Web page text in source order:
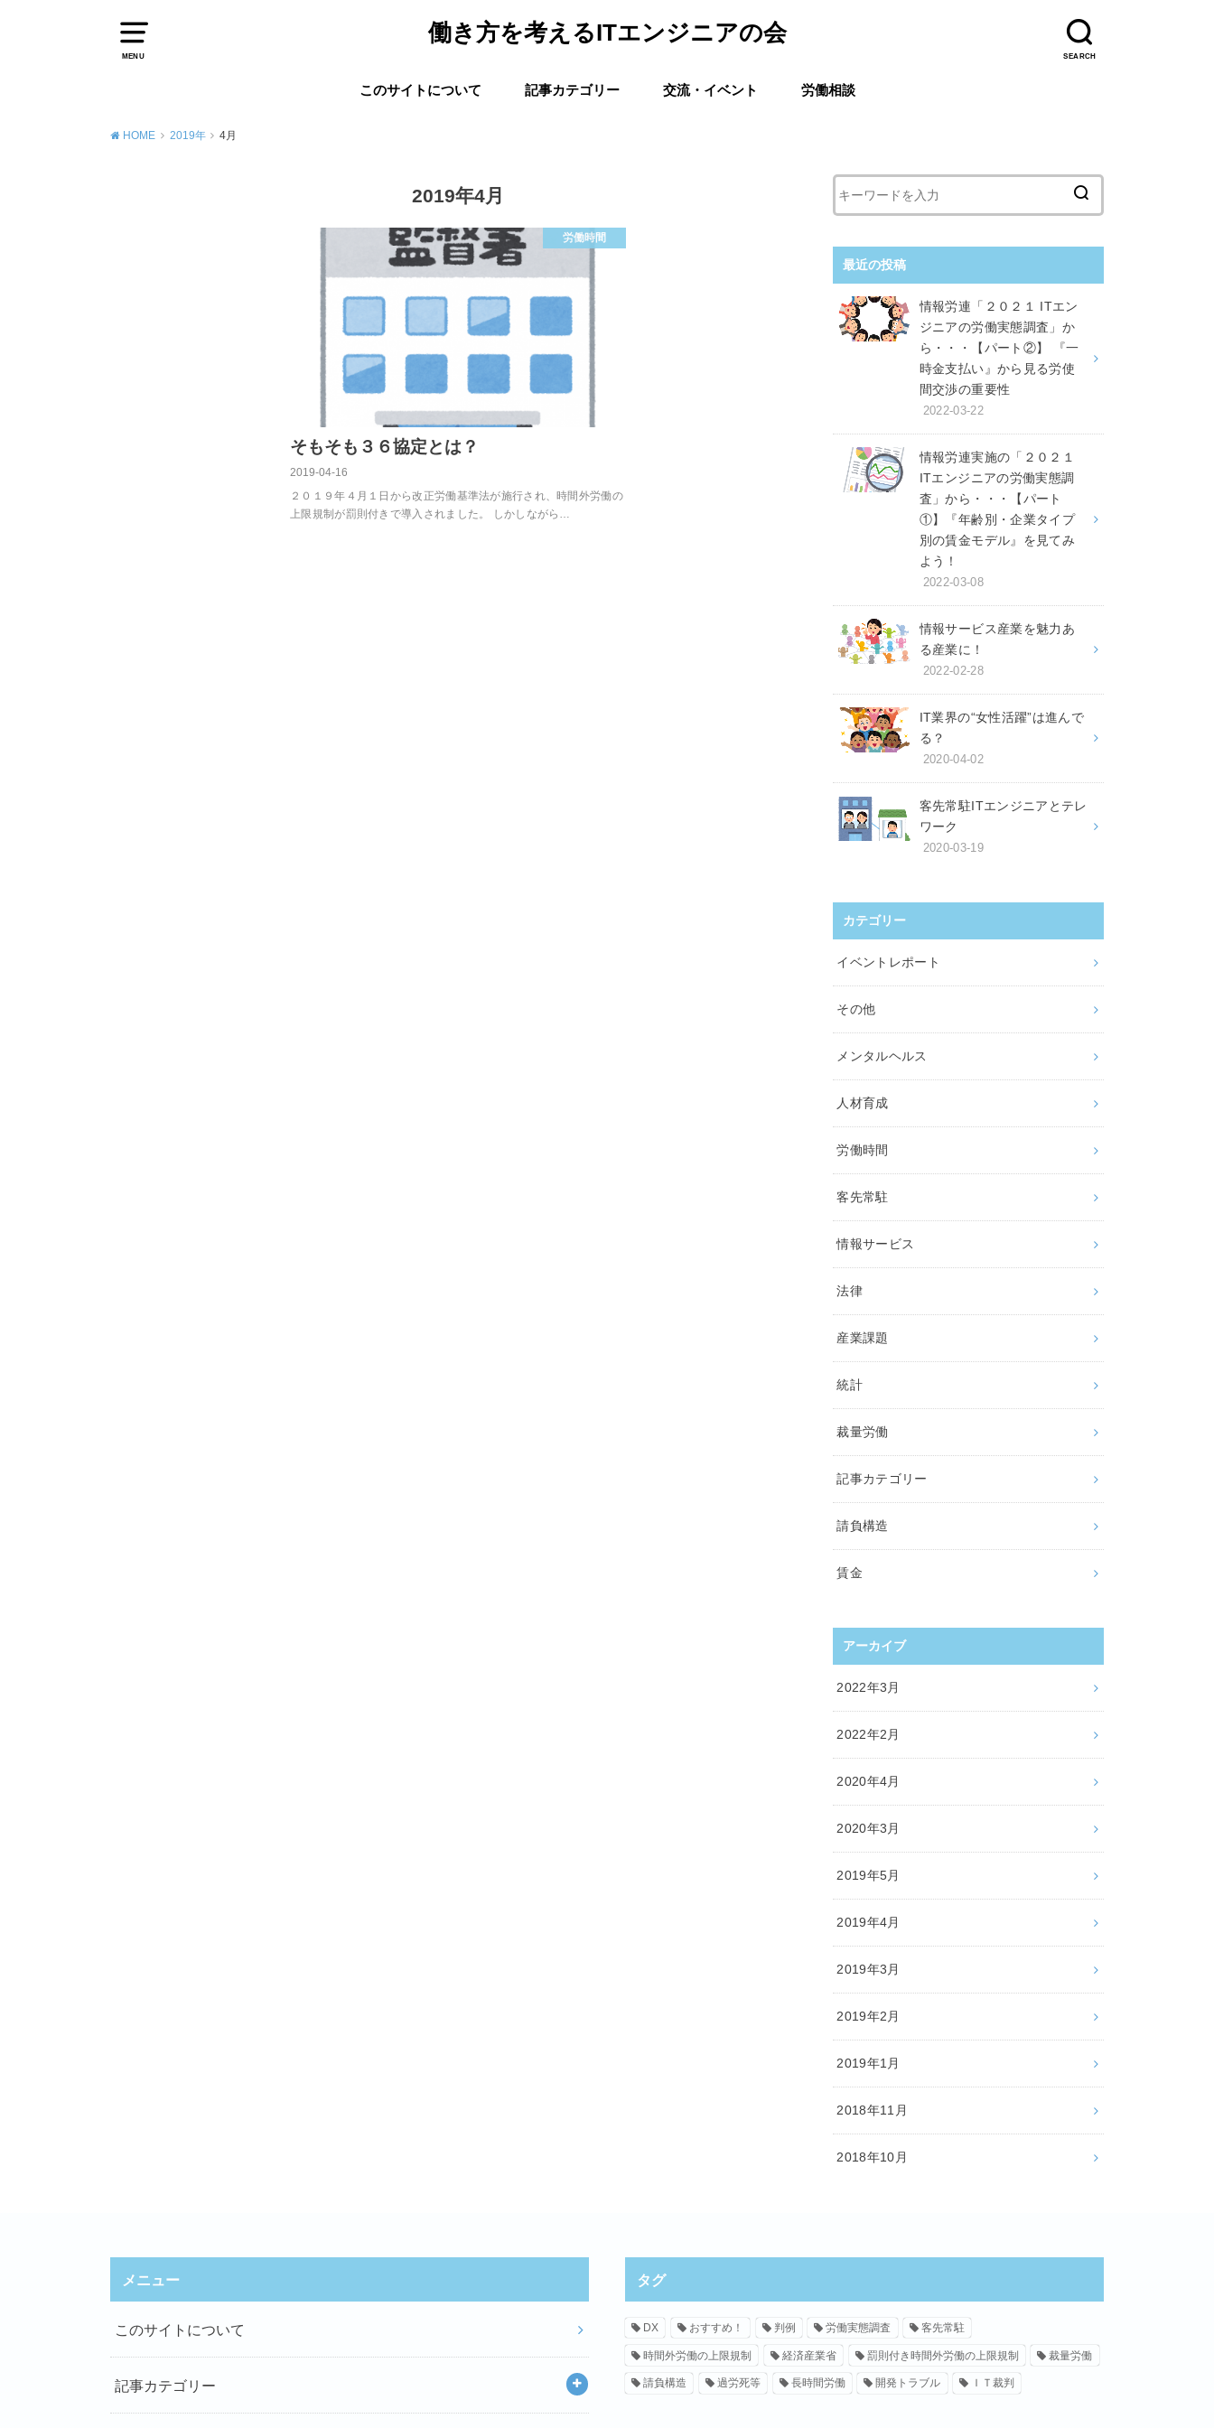
MENU SEARCH
働き方を考えるITエンジニアの会
このサイトについて 記事カテゴリー 交流・イベント 労働相談
HOME 2019年 4月
2019年4月
労働時間
そもそも３６協定とは？
2019-04-16
２０１９年４月１日から改正労働基準法が施行され、時間外労働の
上限規制が罰則付きで導入されました。 しかしながら…
最近の投稿
情報労連「２０２１ ITエン
ジニアの労働実態調査」か
ら・・・【パート②】 『一
時金支払い』から見る労使
間交渉の重要性
2022-03-22
情報労連実施の「２０２１
ITエンジニアの労働実態調
査」から・・・【パート
①】『年齢別・企業タイプ
別の賃金モデル』を見てみ
よう！
2022-03-08
情報サービス産業を魅力あ
る産業に！
2022-02-28
IT業界の“女性活躍”は進んで
る？
2020-04-02
客先常駐ITエンジニアとテレ
ワーク
2020-03-19
カテゴリー
イベントレポート
その他
メンタルヘルス
人材育成
労働時間
客先常駐
情報サービス
法律
産業課題
統計
裁量労働
記事カテゴリー
請負構造
賃金
アーカイブ
2022年3月
2022年2月
2020年4月
2020年3月
2019年5月
2019年4月
2019年3月
2019年2月
2019年1月
2018年11月
2018年10月
メニュー
このサイトについて
記事カテゴリー
タグ
DX おすすめ！ 判例 労働実態調査 客先常駐
時間外労働の上限規制 経済産業省 罰則付き時間外労働の上限規制 裁量労働
請負構造 過労死等 長時間労働 開発トラブル ＩＴ裁判